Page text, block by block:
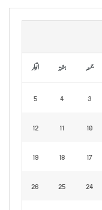
جمعہ ہفتہ اتوار
3
4
5
10
11
12
17
18
19
24
25
26